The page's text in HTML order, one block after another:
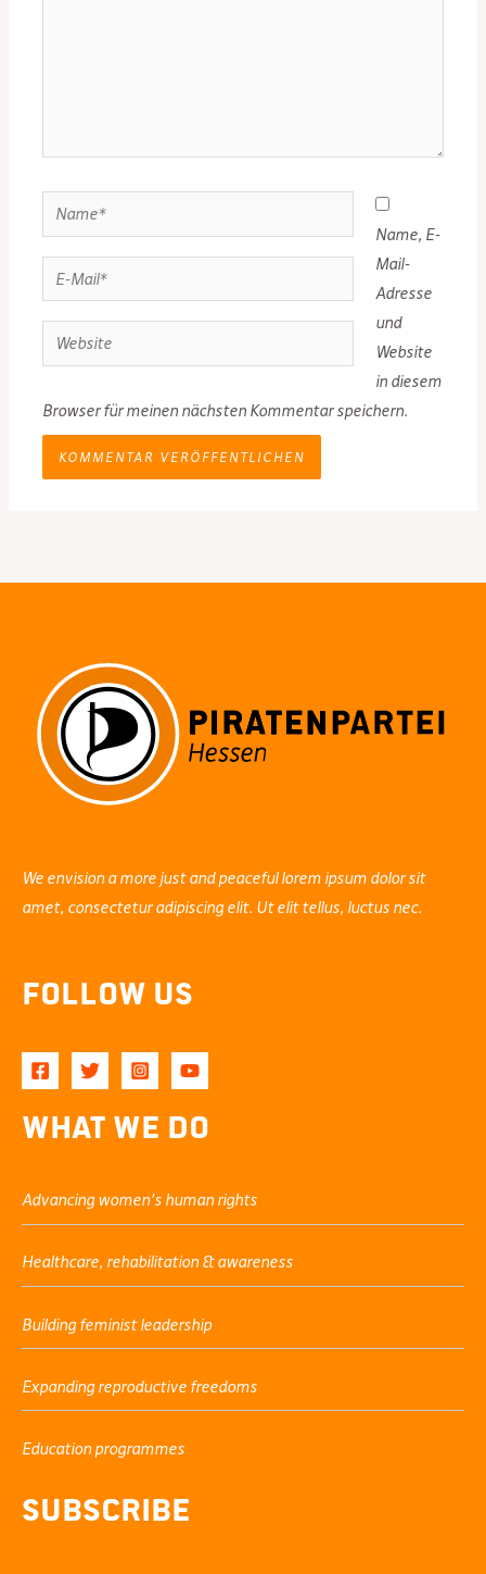
Name*
Mail*
Website
Name, E-
Mail-
Adresse
und
Website
in diesem
Browser für meinen nächsten Kommentar speichern.
We envision a more just and peaceful lorem ipsum dolor sit
amet, consectetur adipiscing elit. Ut elit tellus, luctus nec.
Follow Us
What We Do
Advancing women’s human rights
Healthcare, rehabilitation & awareness
Building feminist leadership
Expanding reproductive freedoms
Education programmes
Subscribe